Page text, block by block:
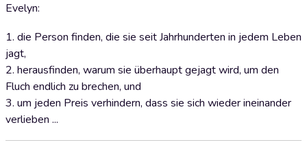
Evelyn:
1. die Person finden, die sie seit Jahrhunderten in jedem Leben
jagt,
2. herausfinden, warum sie überhaupt gejagt wird, um den
Fluch endlich zu brechen, und
3. um jeden Preis verhindern, dass sie sich wieder ineinander
verlieben ...